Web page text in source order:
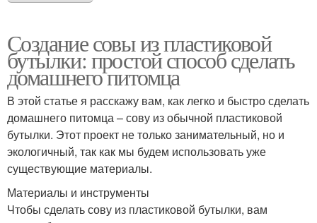
Создание совы из пластиковой
бутылки: простой способ сделать
домашнего питомца
В этой статье я расскажу вам, как легко и быстро сделать
домашнего питомца – сову из обычной пластиковой
бутылки. Этот проект не только занимательный, но и
экологичный, так как мы будем использовать уже
существующие материалы.
Материалы и инструменты
Чтобы сделать сову из пластиковой бутылки, вам